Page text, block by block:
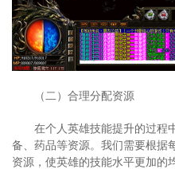
（二）合理分配资源
在个人英雄技能提升的过程
备、药品等资源。我们需要根据
资源，使英雄的技能水平更加的